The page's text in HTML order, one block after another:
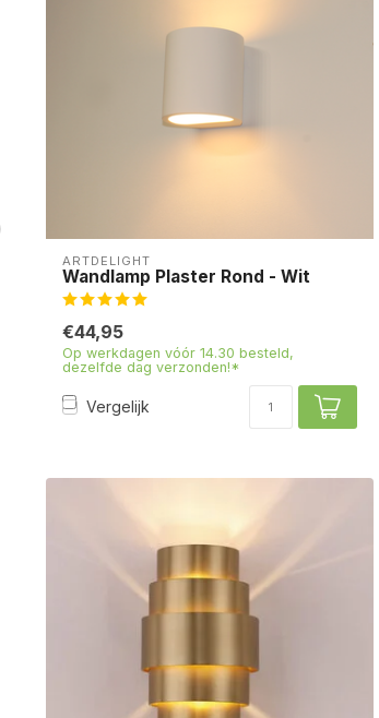
ARTDELIGHT
Wandlamp Plaster Rond - Wit
€44,95
Op werkdagen vóór 14.30 besteld,
dezelfde dag verzonden!*
Vergelijk